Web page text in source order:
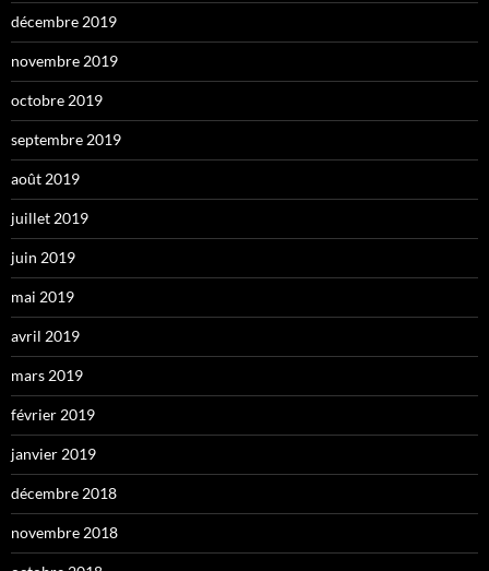
décembre 2019
novembre 2019
octobre 2019
septembre 2019
août 2019
juillet 2019
juin 2019
mai 2019
avril 2019
mars 2019
février 2019
janvier 2019
décembre 2018
novembre 2018